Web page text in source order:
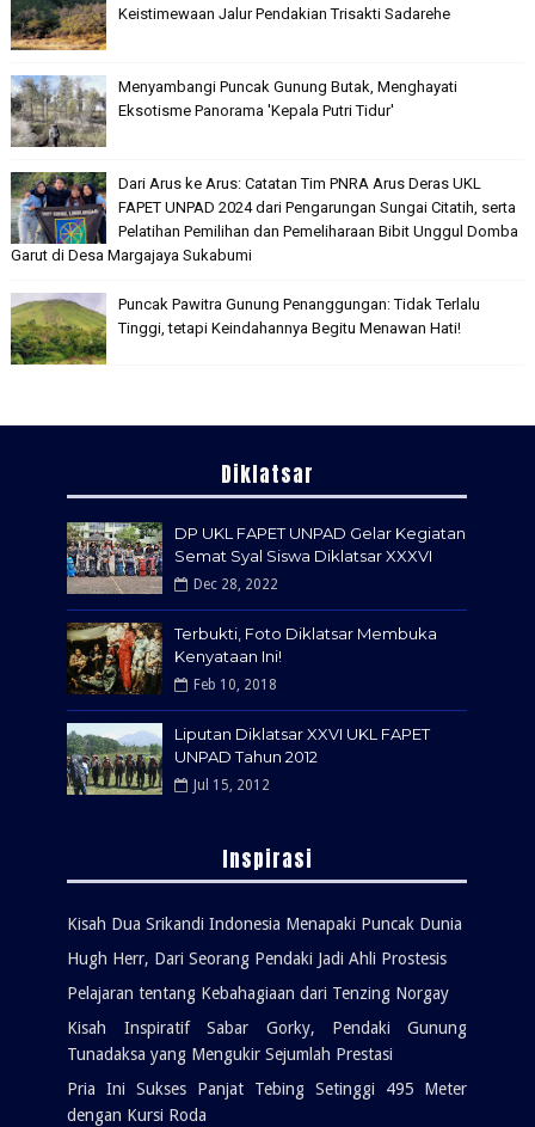
Keistimewaan Jalur Pendakian Trisakti Sadarehe
Menyambangi Puncak Gunung Butak, Menghayati
Eksotisme Panorama 'Kepala Putri Tidur'
Dari Arus ke Arus: Catatan Tim PNRA Arus Deras UKL
FAPET UNPAD 2024 dari Pengarungan Sungai Citatih, serta
Pelatihan Pemilihan dan Pemeliharaan Bibit Unggul Domba
Garut di Desa Margajaya Sukabumi
Puncak Pawitra Gunung Penanggungan: Tidak Terlalu
Tinggi, tetapi Keindahannya Begitu Menawan Hati!
Diklatsar
DP UKL FAPET UNPAD Gelar Kegiatan
Semat Syal Siswa Diklatsar XXXVI
Dec 28, 2022
Terbukti, Foto Diklatsar Membuka
Kenyataan Ini!
Feb 10, 2018
Liputan Diklatsar XXVI UKL FAPET
UNPAD Tahun 2012
Jul 15, 2012
Inspirasi
Kisah Dua Srikandi Indonesia Menapaki Puncak Dunia
Hugh Herr, Dari Seorang Pendaki Jadi Ahli Prostesis
Pelajaran tentang Kebahagiaan dari Tenzing Norgay
Kisah Inspiratif Sabar Gorky, Pendaki Gunung
Tunadaksa yang Mengukir Sejumlah Prestasi
Pria Ini Sukses Panjat Tebing Setinggi 495 Meter
dengan Kursi Roda